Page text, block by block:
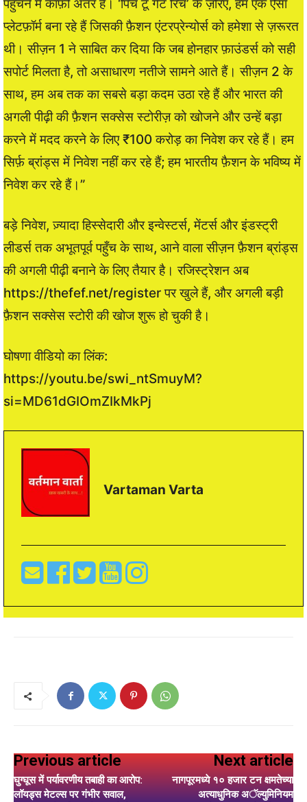
पहुँचने में काफ़ी अंतर है। ‘पिच टू गेट रिच’ के ज़रिए, हम एक ऐसा
प्लेटफ़ॉर्म बना रहे हैं जिसकी फ़ैशन एंटरप्रेन्योर्स को हमेशा से ज़रूरत
थी। सीज़न 1 ने साबित कर दिया कि जब होनहार फ़ाउंडर्स को सही
सपोर्ट मिलता है, तो असाधारण नतीजे सामने आते हैं। सीज़न 2 के
साथ, हम अब तक का सबसे बड़ा कदम उठा रहे हैं और भारत की
अगली पीढ़ी की फ़ैशन सक्सेस स्टोरीज़ को खोजने और उन्हें बड़ा
करने में मदद करने के लिए ₹100 करोड़ का निवेश कर रहे हैं। हम
सिर्फ़ ब्रांड्स में निवेश नहीं कर रहे हैं; हम भारतीय फ़ैशन के भविष्य में
निवेश कर रहे हैं।”
बड़े निवेश, ज़्यादा हिस्सेदारी और इन्वेस्टर्स, मेंटर्स और इंडस्ट्री
लीडर्स तक अभूतपूर्व पहुँच के साथ, आने वाला सीज़न फ़ैशन ब्रांड्स
की अगली पीढ़ी बनाने के लिए तैयार है। रजिस्ट्रेशन अब
https://thefef.net/register पर खुले हैं, और अगली बड़ी
फ़ैशन सक्सेस स्टोरी की खोज शुरू हो चुकी है।
घोषणा वीडियो का लिंक:
https://youtu.be/swi_ntSmuyM?
si=MD61dGIOmZIkMkPj
Vartaman Varta
Previous article
घुग्घूस में पर्यावरणीय तबाही का आरोप:
लॉयड्स मेटल्स पर गंभीर सवाल,
Next article
नागपूरमध्ये १० हजार टन क्षमतेच्या
अत्याधुनिक अॅल्युमिनियम